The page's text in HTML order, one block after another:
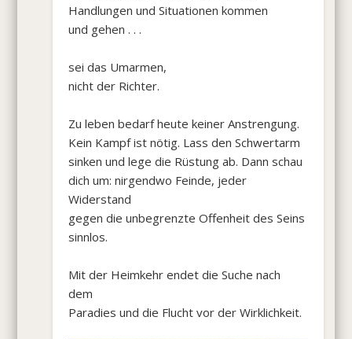
Handlungen und Situationen kommen
und gehen . . .
sei das Umarmen,
nicht der Richter.
Zu leben bedarf heute keiner Anstrengung.
Kein Kampf ist nötig. Lass den Schwertarm
sinken und lege die Rüstung ab. Dann schau
dich um: nirgendwo Feinde, jeder
Widerstand
gegen die unbegrenzte Offenheit des Seins
sinnlos.
Mit der Heimkehr endet die Suche nach
dem
Paradies und die Flucht vor der Wirklichkeit.